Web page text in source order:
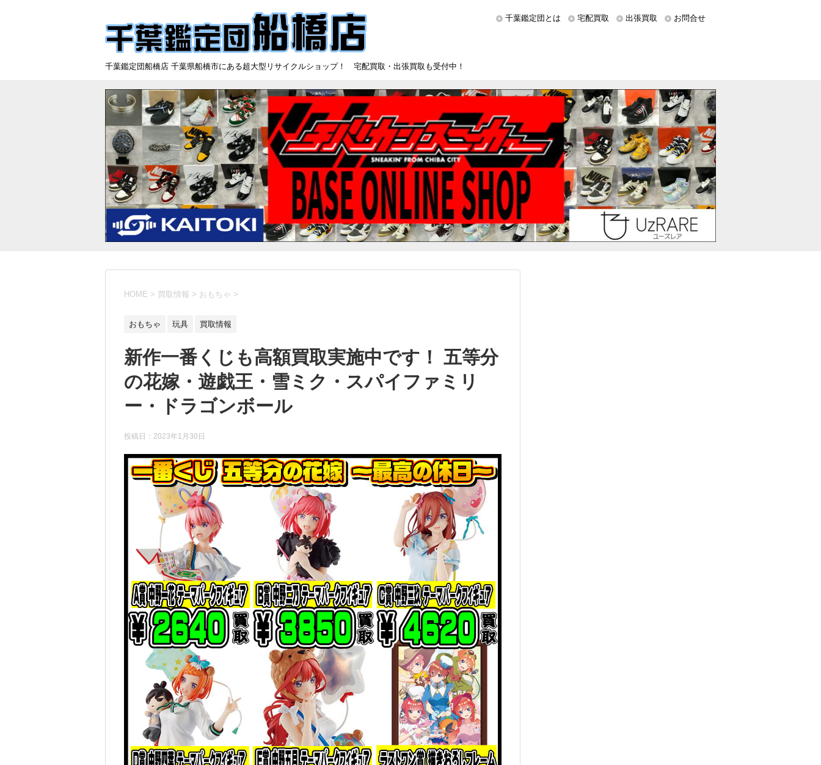
千葉鑑定団船橋店 千葉県船橋市にある超大型リサイクルショップ！ 宅配買取・出張買取も受付中！
千葉鑑定団とは 宅配買取 出張買取 お問合せ
HOME > 買取情報 > おもちゃ >
おもちゃ 玩具 買取情報
新作一番くじも高額買取実施中です！ 五等分
の花嫁・遊戯王・雪ミク・スパイファミリ
ー・ドラゴンボール
投稿日： 2023年1月30日